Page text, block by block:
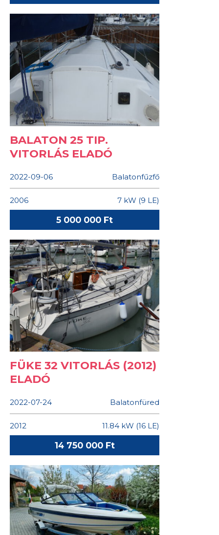
BALATON 25 TIP.
VITORLÁS ELADÓ
2022-09-06 Balatonfűzfő
2006 7 kW (9 LE)
5 000 000 Ft
FÜKE 32 VITORLÁS (2012)
ELADÓ
2022-07-24 Balatonfüred
2012 11.84 kW (16 LE)
14 750 000 Ft